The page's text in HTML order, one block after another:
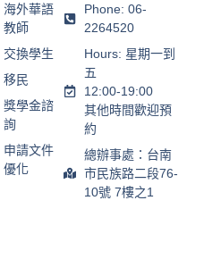
海外華語
教師
交換學生
移民
獎學金諮
詢
申請文件
優化
Phone: 06-
2264520
Hours: 星期一到
五
12:00-19:00
其他時間歡迎預
約
總辦事處：台南
市民族路二段76-
10號 7樓之1